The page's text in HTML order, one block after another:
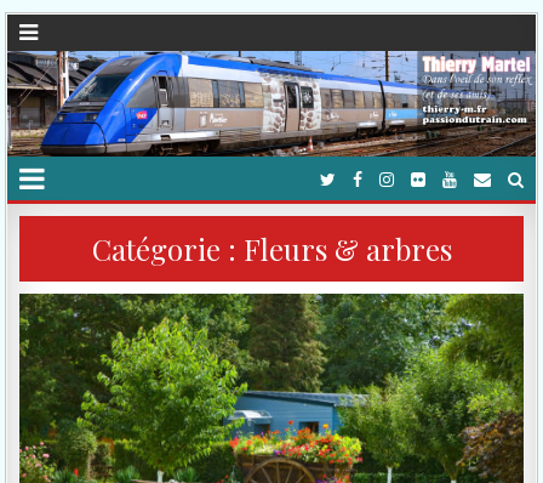
Catégorie : Fleurs & arbres